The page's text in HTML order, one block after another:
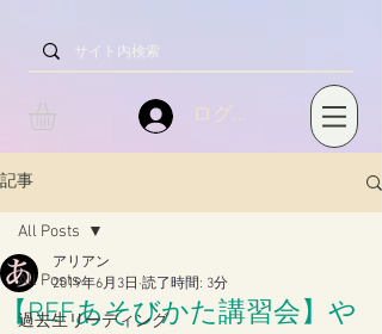
ログイン
記事
All Posts
過去生リーディング
All Posts
【REFあそびかた講習会】や
アリアン
2019年6月3日 読了時間: 3分